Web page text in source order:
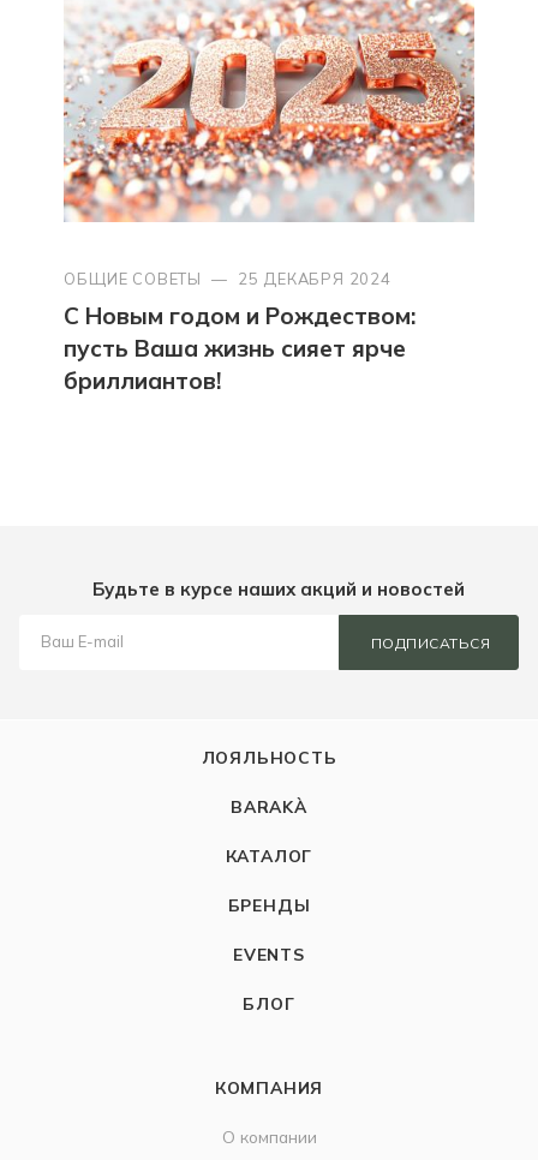
ОБЩИЕ СОВЕТЫ — 25 ДЕКАБРЯ 2024
С Новым годом и Рождеством:
пусть Ваша жизнь сияет ярче
бриллиантов!
Будьте в курсе наших акций и новостей
ПОДПИСАТЬСЯ
ЛОЯЛЬНОСТЬ
BARAKÀ
КАТАЛОГ
БРЕНДЫ
EVENTS
БЛОГ
КОМПАНИЯ
О компании